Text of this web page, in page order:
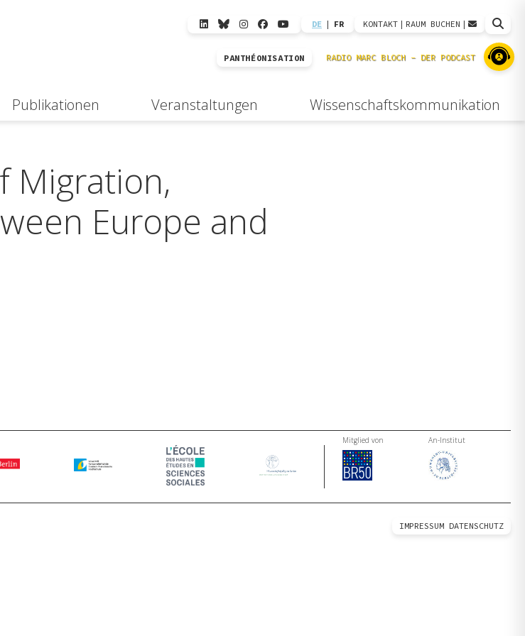
DE | FR KONTAKT | RAUM BUCHEN |
PANTHÉONISATION
Publikationen Veranstaltungen Wissenschaftskommunikation
Migration,
Europe and
Mitglied von An-Institut
IMPRESSUM DATENSCHUTZ